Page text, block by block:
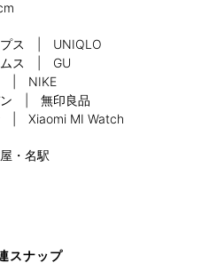
プス | UNIQLO
ムス | GU
| NIKE
ン | 無印良品
| Xiaomi MI Watch
・名駅
スナップ